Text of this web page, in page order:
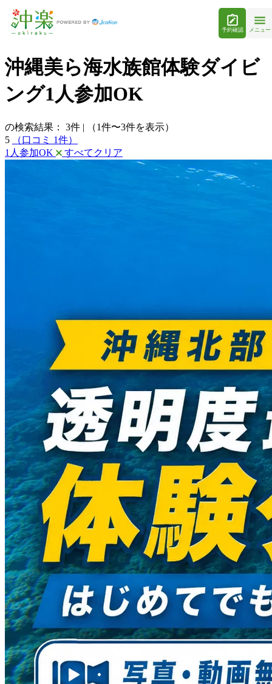
予約確認 メニュー
沖縄美ら海水族館体験ダイビ
ング1人参加OK
の検索結果： 3件 |
（1件〜3件を表示）
5
（口コミ 1件）
1人参加OK
すべてクリア